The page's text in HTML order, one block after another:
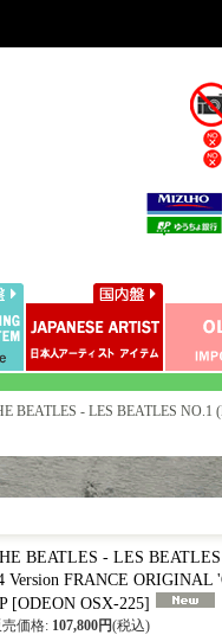
BEATLES - LES BEATLES NO.1
BEATLES - LES
Version FRANCE ORIGINAL
[ODEON OSX-225]
価格: 107,800円(税込)